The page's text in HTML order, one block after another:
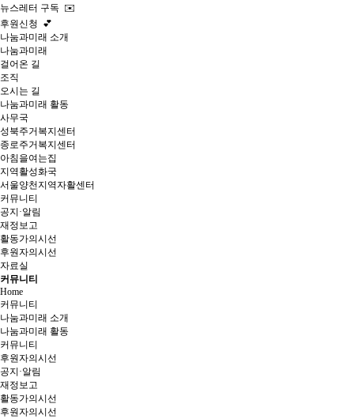
뉴스레터 구독 ✉️
후원신청 💕
나눔과미래 소개
나눔과미래
걸어온 길
조직
오시는 길
나눔과미래 활동
사무국
성북주거복지센터
종로주거복지센터
아침을여는집
지역활성화국
서울양천지역자활센터
커뮤니티
공지·알림
재정보고
활동가의시선
후원자의시선
자료실
커뮤니티
Home
커뮤니티
나눔과미래 소개
나눔과미래 활동
커뮤니티
후원자의시선
공지·알림
재정보고
활동가의시선
후원자의시선